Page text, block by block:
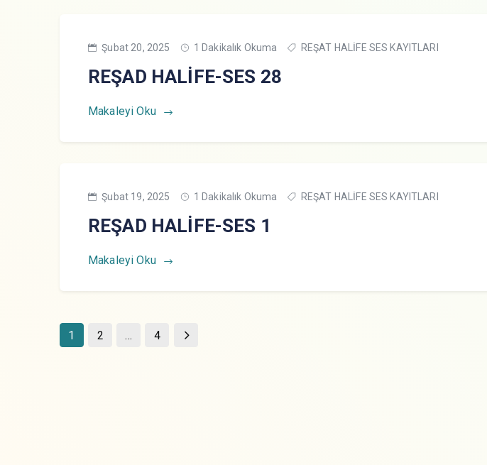
Şubat 20, 2025 1 Dakikalık Okuma REŞAT HALİFE SES KAYITLARI
REŞAD HALİFE-SES 28
Makaleyi Oku
Şubat 19, 2025 1 Dakikalık Okuma REŞAT HALİFE SES KAYITLARI
REŞAD HALİFE-SES 1
Makaleyi Oku
1 2 … 4